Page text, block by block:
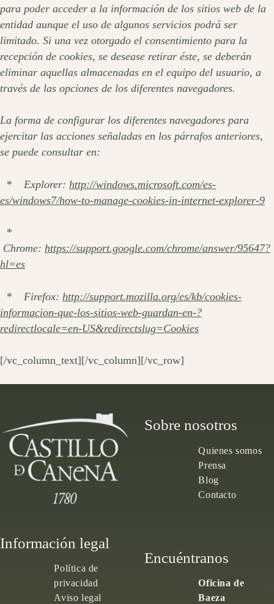
para poder acceder a la información de los sitios web de la
entidad aunque el uso de algunos servicios podrá ser
limitado. Si una vez otorgado el consentimiento para la
recepción de cookies, se desease retirar éste, se deberán
eliminar aquellas almacenadas en el equipo del usuario, a
través de las opciones de los diferentes navegadores.
La forma de configurar los diferentes navegadores para
ejercitar las acciones señaladas en los párrafos anteriores,
se puede consultar en:
* Explorer: http://windows.microsoft.com/es-
es/windows7/how-to-manage-cookies-in-internet-explorer-9
*
Chrome: https://support.google.com/chrome/answer/95647?
hl=es
* Firefox: http://support.mozilla.org/es/kb/cookies-
informacion-que-los-sitios-web-guardan-en-?
redirectlocale=en-US&redirectslug=Cookies
[/vc_column_text][/vc_column][/vc_row]
Sobre nosotros
Quienes somos
Prensa
Blog
Contacto
Información legal
Política de
privacidad
Aviso legal
Encuéntranos
Oficina de
Baeza